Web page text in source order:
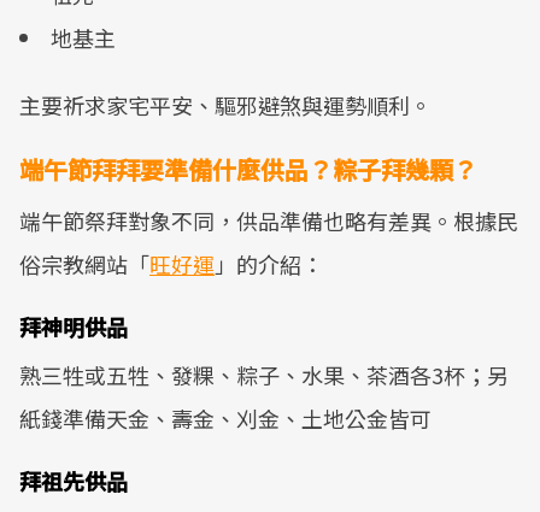
地基主
主要祈求家宅平安、驅邪避煞與運勢順利。
端午節拜拜要準備什麼供品？粽子拜幾顆？
端午節祭拜對象不同，供品準備也略有差異。根據民
俗宗教網站「旺好運 」的介紹：
拜神明供品
熟三牲或五牲、發粿、粽子、水果、茶酒各3杯；另
紙錢準備天金、壽金、刈金、土地公金皆可
拜祖先供品